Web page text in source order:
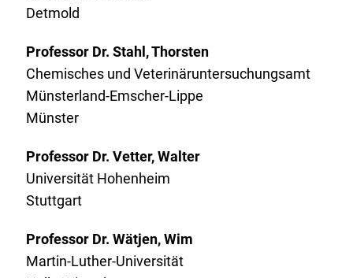
Detmold
Professor Dr. Stahl, Thorsten
Chemisches und Veterinäruntersuchungsamt
Münsterland-Emscher-Lippe
Münster
Professor Dr. Vetter, Walter
Universität Hohenheim
Stuttgart
Professor Dr. Wätjen, Wim
Martin-Luther-Universität